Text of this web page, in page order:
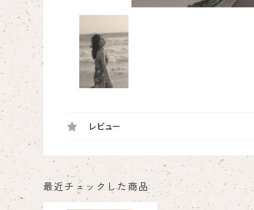
レビュー
最近チェックした商品